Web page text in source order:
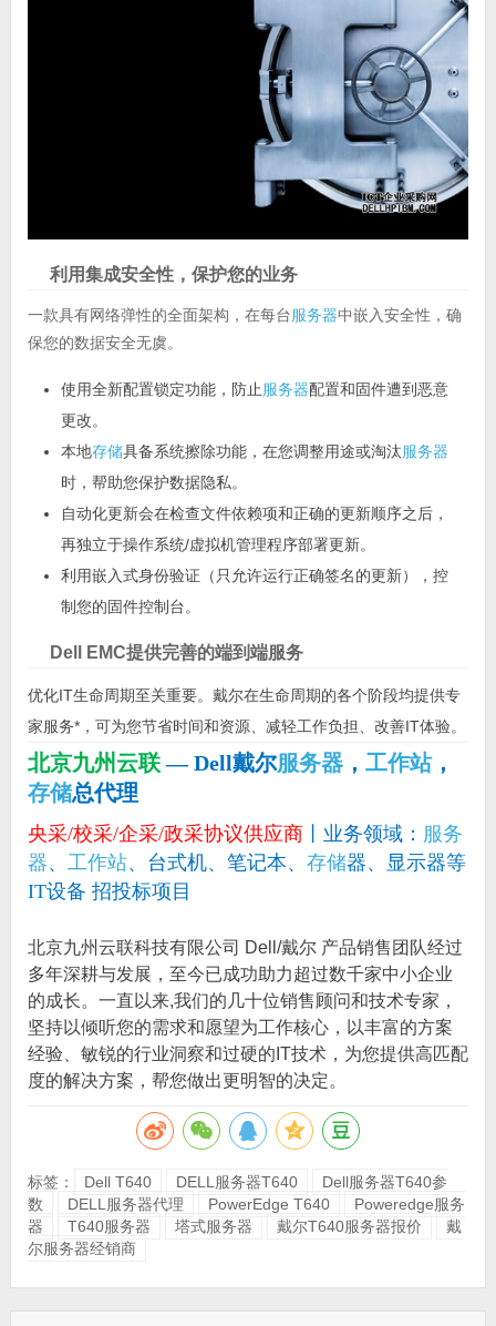
利用集成安全性，保护您的业务
一款具有网络弹性的全面架构，在每台服务器中嵌入安全性，确
保您的数据安全无虞。
使用全新配置锁定功能，防止服务器配置和固件遭到恶意
更改。
本地存储具备系统擦除功能，在您调整用途或淘汰服务器
时，帮助您保护数据隐私。
自动化更新会在检查文件依赖项和正确的更新顺序之后，
再独立于操作系统/虚拟机管理程序部署更新。
利用嵌入式身份验证（只允许运行正确签名的更新），控
制您的固件控制台。
Dell EMC提供完善的端到端服务
优化IT生命周期至关重要。戴尔在生命周期的各个阶段均提供专
家服务*，可为您节省时间和资源、减轻工作负担、改善IT体验。
北京九州云联— Dell戴尔服务器， 工作站，
存储总代理
央采/校采/企采/政采协议供应商丨业务领域： 服务
器、 工作站、台式机、笔记本、 存储器、显示器等
IT设备 招投标项目
北京九州云联科技有限公司 Dell/戴尔 产品销售团队经过
多年深耕与发展，至今已成功助力超过数千家中小企业
的成长。一直以来,我们的几十位销售顾问和技术专家，
坚持以倾听您的需求和愿望为工作核心，以丰富的方案
经验、敏锐的行业洞察和过硬的IT技术，为您提供高匹配
度的解决方案，帮您做出更明智的决定。
标签： Dell T640 DELL服务器T640
Dell服务器T640参
数
DELL服务器代理 PowerEdge T640
Poweredge服务
器
T640服务器 塔式服务器 戴尔T640服务器报价
戴
尔服务器经销商